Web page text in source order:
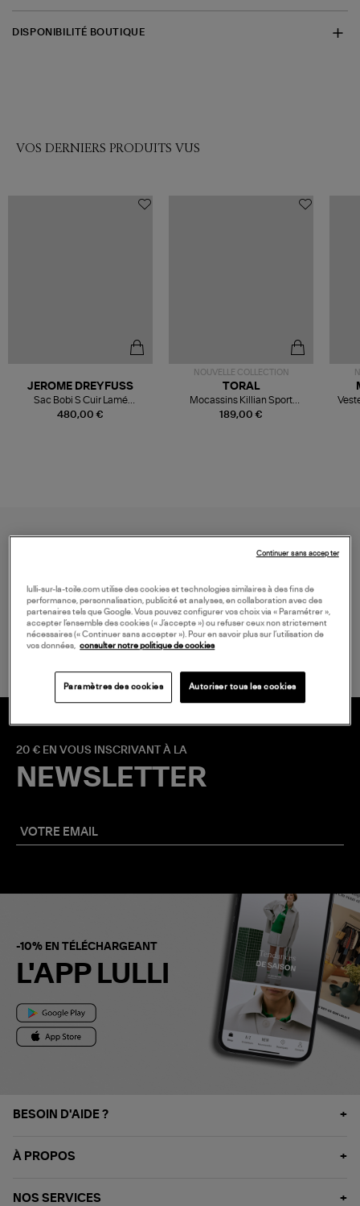
DISPONIBILITÉ BOUTIQUE
VOS DERNIERS PRODUITS VUS
480,00 €
JEROME DREYFUSS
Sac Bobi S Cuir Lamé
Champagne
NOUVELLE COLLECTION
189,00 €
TORAL
Mocassins Killian Sport
Mousse
LIVRAISON GRATUITE
à partir de 150 € d'achat*
20 € EN VOUS INSCRIVANT À LA
NEWSLETTER
-10% EN TÉLÉCHARGEANT
L'APP LULLI
BESOIN D'AIDE ?
À PROPOS
NOS SERVICES
lulli-sur-la-toile.com utilise des cookies et technologies similaires à des fins de
performance, personnalisation, publicité et analyses, en collaboration avec des
partenaires tels que Google. Vous pouvez configurer vos choix via « Paramétrer »,
accepter l’ensemble des cookies (« J’accepte ») ou refuser ceux non strictement
nécessaires (« Continuer sans accepter »). Pour en savoir plus sur l’utilisation de
vos données, consulter notre politique de cookies
Paramètres des cookies Autoriser tous les cookies
Continuer sans accepter